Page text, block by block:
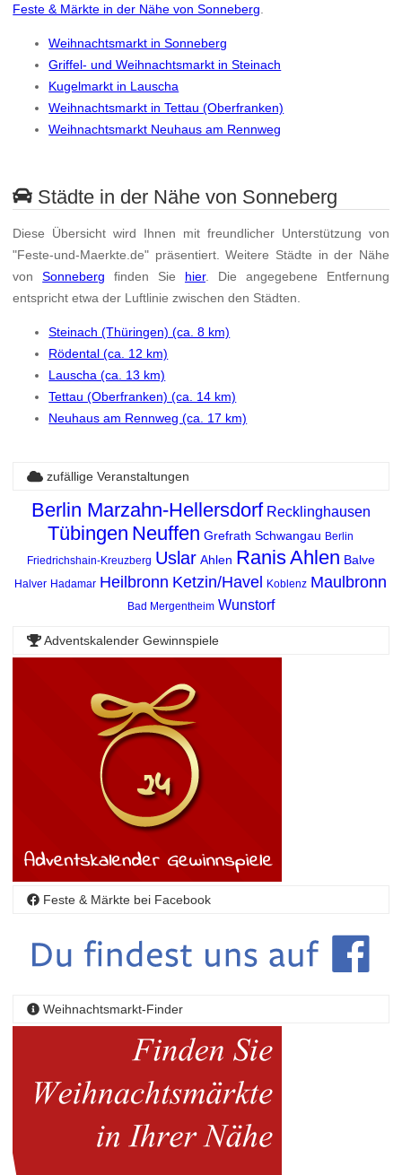
Feste & Märkte in der Nähe von Sonneberg
Weihnachtsmarkt in Sonneberg
Griffel- und Weihnachtsmarkt in Steinach
Kugelmarkt in Lauscha
Weihnachtsmarkt in Tettau (Oberfranken)
Weihnachtsmarkt Neuhaus am Rennweg
Städte in der Nähe von Sonneberg
Diese Übersicht wird Ihnen mit freundlicher Unterstützung von
"Feste-und-Maerkte.de" präsentiert. Weitere Städte in der Nähe
vonSonneberg finden Sie hier. Die angegebene Entfernung
entspricht etwa der Luftlinie zwischen den Städten.
Steinach (Thüringen) (ca. 8 km)
Rödental (ca. 12 km)
Lauscha (ca. 13 km)
Tettau (Oberfranken) (ca. 14 km)
Neuhaus am Rennweg (ca. 17 km)
zufällige Veranstaltungen
Berlin Marzahn-Hellersdorf Recklinghausen
Tübingen Neuffen Grefrath Schwangau Berlin
Friedrichshain-Kreuzberg Uslar Ahlen RanisAhlen Balve
Halver Hadamar Heilbronn Ketzin/Havel Koblenz Maulbronn
Bad Mergentheim Wunstorf
Adventskalender Gewinnspiele
Feste & Märkte bei Facebook
Weihnachtsmarkt-Finder